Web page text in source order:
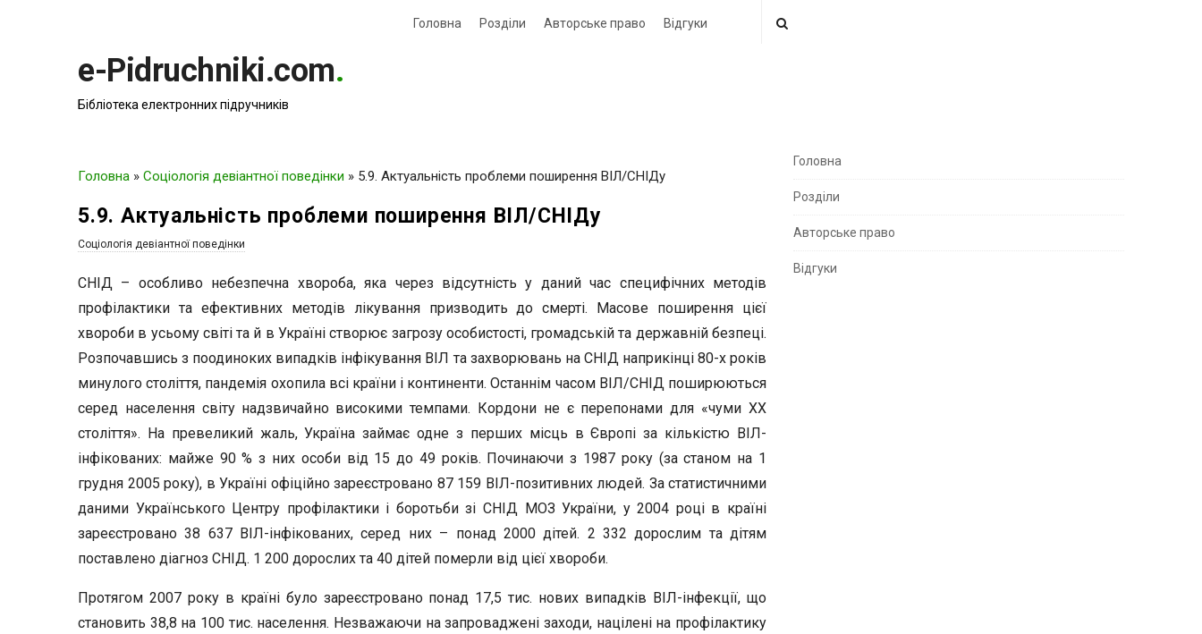
Головна Розділи Авторське право Відгуки
e-Pidruchniki.com.
Бібліотека електронних підручників
Головна » Соціологія девіантної поведінки » 5.9. Актуальність проблеми поширення ВІЛ/СНІДу
5.9. Актуальність проблеми поширення ВІЛ/СНІДу
Соціологія девіантної поведінки
СНІД – особливо небезпечна хвороба, яка через відсутність у даний час специфічних методів
профілактики та ефективних методів лікування призводить до смерті. Масове поширення цієї
хвороби в усьому світі та й в Україні створює загрозу особистості, громадській та державній безпеці.
Розпочавшись з поодиноких випадків інфікування ВІЛ та захворювань на СНІД наприкінці 80-х років
минулого століття, пандемія охопила всі країни і континенти. Останнім часом ВІЛ/СНІД поширюються
серед населення світу надзвичайно високими темпами. Кордони не є перепонами для «чуми XX
століття». На превеликий жаль, Україна займає одне з перших місць в Європі за кількістю ВІЛ-
інфікованих: майже 90 % з них особи від 15 до 49 років. Починаючи з 1987 року (за станом на 1
грудня 2005 року), в Україні офіційно зареєстровано 87 159 ВІЛ-позитивних людей. За статистичними
даними Українського Центру профілактики і боротьби зі СНІД МОЗ України, у 2004 році в країні
зареєстровано 38 637 ВІЛ-інфікованих, серед них – понад 2000 дітей. 2 332 дорослим та дітям
поставлено діагноз СНІД. 1 200 дорослих та 40 дітей померли від цієї хвороби.
Протягом 2007 року в країні було зареєстровано понад 17,5 тис. нових випадків ВІЛ-інфекції, що
становить 38,8 на 100 тис. населення. Незважаючи на запроваджені заходи, націлені на профілактику
S
e
S
Головна
Розділи
Авторське право
Відгуки